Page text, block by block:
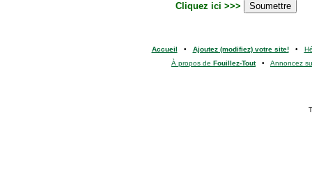
Cliquez ici >>>
Accueil • Ajoutez (modifiez) votre site!•
À propos de Fouillez-Tout• Annoncez